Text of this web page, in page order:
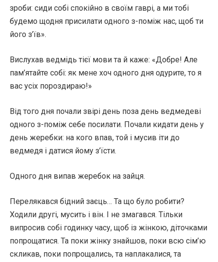
зроби: сиди собі спокійно в своїм гаврі, а ми тобі
будемо щодня присилати одного з-поміж нас, щоб ти
його з’їв».
Вислухав ведмідь тієї мови та й каже: «Добре! Але
пам’ятайте собі: як мене хоч одного дня одурите, то я
вас усіх пороздираю!»
Від того дня почали звірі день поза день ведмедеві
одного з-поміж себе посилати. Почали кидати день у
день жеребки: на кого впав, той і мусив іти до
ведмедя і датися йому з’їсти.
Одного дня випав жеребок на зайця.
Перелякався бідний заєць… Та що було робити?
Ходили другі, мусить і він. І не змагався. Тільки
випросив собі годинку часу, щоб із жінкою, діточками
попрощатися. Та поки жінку знайшов, поки всю сім’ю
скликав, поки попрощались, та наплакалися, та